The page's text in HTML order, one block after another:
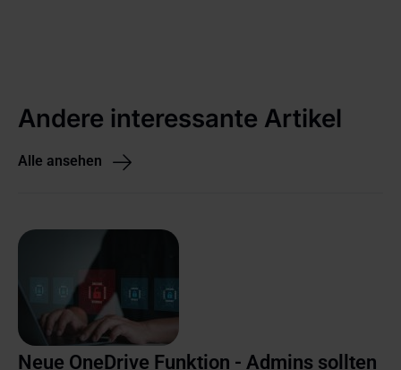
Andere interessante Artikel
Alle ansehen
Neue OneDrive Funktion - Admins sollten